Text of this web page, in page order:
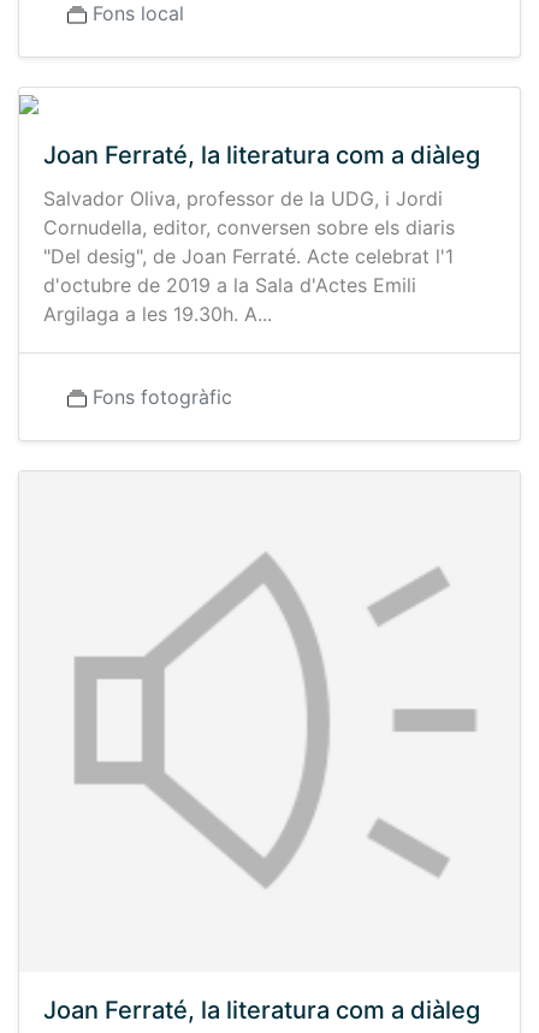
Fons local
Joan Ferraté, la literatura com a diàleg
Salvador Oliva, professor de la UDG, i Jordi
Cornudella, editor, conversen sobre els diaris
"Del desig", de Joan Ferraté. Acte celebrat l'1
d'octubre de 2019 a la Sala d'Actes Emili
Argilaga a les 19.30h. A...
Fons fotogràfic
Joan Ferraté, la literatura com a diàleg